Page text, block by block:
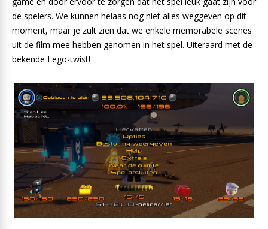
de spelers. We kunnen helaas nog niet alles weggeven op dit
moment, maar je zult zien dat we enkele memorabele scenes
uit de film mee hebben genomen in het spel. Uiteraard met de
bekende Lego-twist!